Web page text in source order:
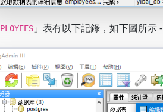
」表有以下記錄，如下圖所示 -